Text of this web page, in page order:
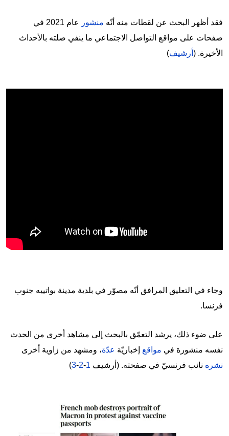
فقد أظهر البحث عن لقطات منه أنّه منشور
عام 2021 في
صفحات على مواقع التواصل الاجتماعي ما ينفي صلته بالأحداث
الأخيرة. ( أرشيف)
وجاء في التعليق المرافق أنّه مصوّر في بلدية مدينة بواتييه جنوب
فرنسا.
على ضوء ذلك، يرشد التعمّق بالبحث إلى مشاهد أخرى من الحدث
نفسه منشورة في مواقع إخباريّة عدّة، ومشهد من زاوية أخرى
نشره نائب فرنسيّ في صفحته. (أرشيف 1
-
2
-
3
)